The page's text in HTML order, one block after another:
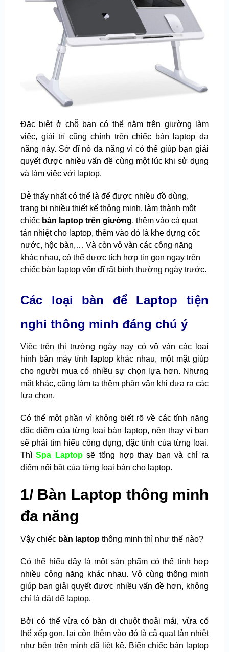
Đặc biệt ở chỗ bạn có thể nằm trên giường làm
việc, giải trí cũng chính trên chiếc bàn laptop đa
năng này. Sở dĩ nó đa năng vì có thể giúp bạn giải
quyết được nhiều vấn đề cùng một lúc khi sử dụng
và làm việc với laptop.
Dễ thấy nhất có thể là để được nhiều đồ dùng,
trang bị nhiều thiết kế thông minh, làm thành một
chiếc bàn laptop trên giường, thêm vào cả quạt
tản nhiệt cho laptop, thêm vào đó là khe đựng cốc
nước, hộc bàn,… Và còn vô vàn các công năng
khác nhau, có thể được tích hợp tin gọn ngay trên
chiếc bàn laptop vốn dĩ rất bình thường ngày trước.
Các loại bàn để Laptop tiện
nghi thông minh đáng chú ý
Việc trên thị trường ngày nay có vô vàn các loại
hình bàn máy tính laptop khác nhau, một mặt giúp
cho người mua có nhiều sự chọn lựa hơn. Nhưng
mặt khác, cũng làm ta thêm phân vân khi đưa ra các
lựa chọn.
Có thể một phần vì không biết rõ về các tính năng
đặc điểm của từng loại bàn laptop, nên thay vì bạn
sẽ phải tìm hiểu công dụng, đặc tính của từng loai.
ThìSpa Laptopsẽ tổng hợp thay bạn và chỉ ra
điểm nổi bật của từng loại bàn cho laptop.
1/ Bàn Laptop thông minh
đa năng
Vậy chiếcbàn laptopthông minh thì như thế nào?
Có thể hiểu đây là một sản phẩm có thể tính hợp
nhiều công năng khác nhau. Vô cùng thông minh
giúp bạn giải quyết được nhiều vấn đề hơn, không
chỉ là đặt để laptop.
Bởi có thể vừa có bàn di chuột thoải mái, vừa có
thể xếp gọn, lại còn thêm vào đó là cả quạt tản nhiệt
như bên trên mình đã liệt kê. Biến chiếc bàn laptop